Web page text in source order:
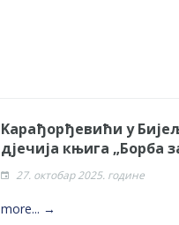
Kaрађорђевићи у
дјечија књига „Борба
27. октобар 2025. године
more... →